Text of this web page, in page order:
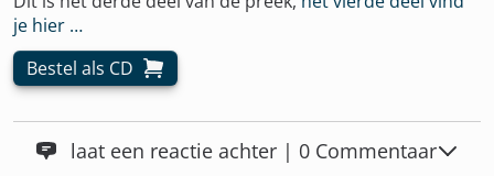
je hier …
Bestel als CD
laat een reactie achter | 0 Commentaar